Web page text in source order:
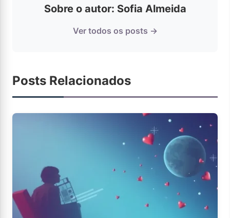
Sobre o autor: Sofia Almeida
Ver todos os posts →
Posts Relacionados